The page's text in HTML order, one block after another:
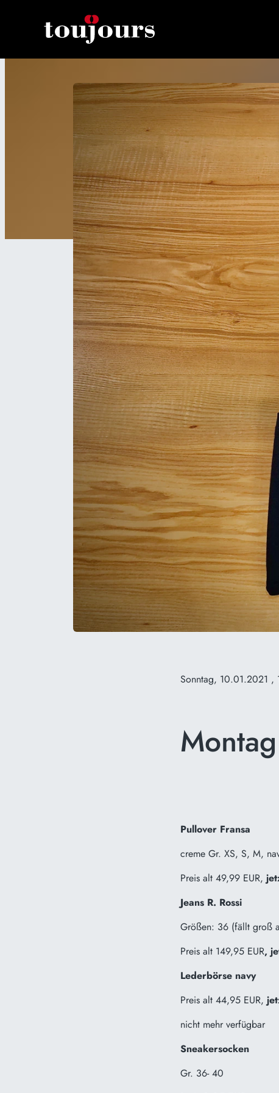
Sonntag, 10.01.2021 ,
Montag
Pullover Fransa
creme Gr. XS, S, M,
Preis alt 49,99 EUR,
Jeans R. Rossi
Größen: 36 (fällt groß
Preis alt 149,95 EUR,
Lederbörse navy
Preis alt 44,95 EUR,
nicht mehr verfügbar
Sneakersocken
Gr. 36- 40